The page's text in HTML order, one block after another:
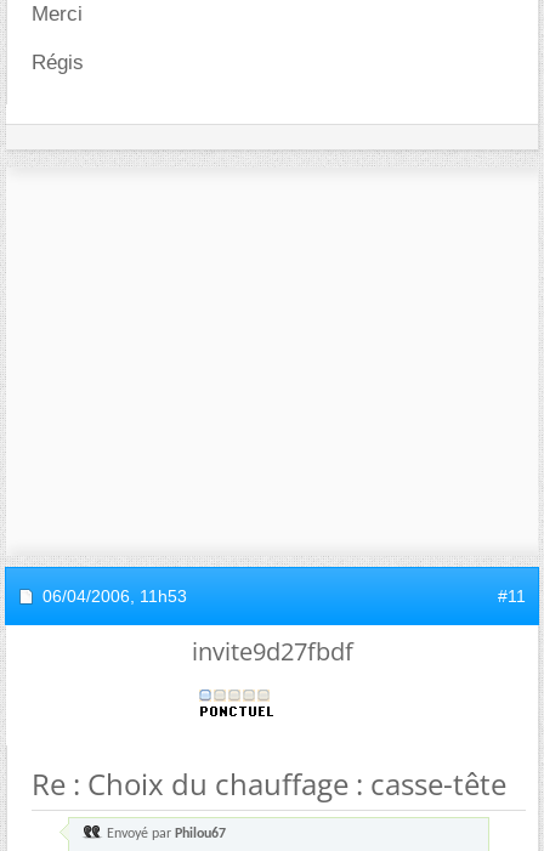
Merci
Régis
06/04/2006, 11h53 #11
invite9d27fbdf
Re : Choix du chauffage : casse-tête
Envoyé par Philou67